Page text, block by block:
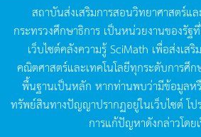
สถาบันส่งเสริมการสอนวิทยาศาสตร์แล
กระทรวงศึกษาธิการ เป็นหน่วยงานของรัฐ
เว็บไซต์คลังความรู้SciMath เพื่อส่งเส
คณิตศาสตร์และเทคโนโลยีทุกระดับการศึก
พื้นฐานเป็นหลัก หากท่านพบว่ามีข้อมูลห
ทรัพย์สินทางปัญญาปรากฏอยู่ในเว็บไซต์โ
การแก้ปัญหาดังกล่าวโดย